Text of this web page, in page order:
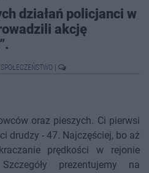
działań policjanci w
akcję
SPOŁECZEŃSTWO
oraz pieszych. Ci pierwsi
drudzy - 47. Najczęściej, bo aż
prędkości w rejonie
prezentujemy na